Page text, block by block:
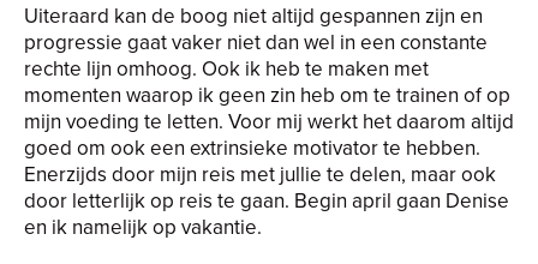
Uiteraard kan de boog niet altijd gespannen zijn en
progressie gaat vaker niet dan wel in een constante
rechte lijn omhoog. Ook ik heb te maken met
momenten waarop ik geen zin heb om te trainen of op
mijn voeding te letten. Voor mij werkt het daarom altijd
goed om ook een extrinsieke motivator te hebben.
Enerzijds door mijn reis met jullie te delen, maar ook
door letterlijk op reis te gaan. Begin april gaan Denise
en ik namelijk op vakantie.